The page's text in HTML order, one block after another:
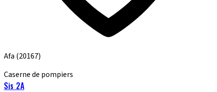
Afa (20167)
Caserne de pompiers
Sis 2A